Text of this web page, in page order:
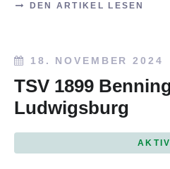
DEN ARTIKEL LESEN
18. NOVEMBER 2024
TSV 1899
Ludwigsburg